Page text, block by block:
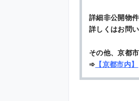
詳細非公開物件
詳しくはお問
その他、京都
➾ 【京都市内】